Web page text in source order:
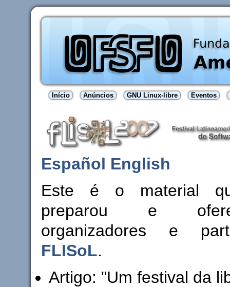
Início Anúncios GNU Linux-libre Eventos
Español English
Este é o material
preparou e
organizadores e
FLISoL.
Artigo: "Um festival da